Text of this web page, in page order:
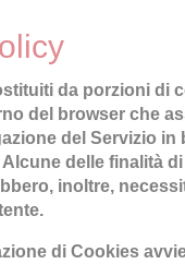
da porzioni di
del browser che
del Servizio in
delle finalità
inoltre,
di Cookies